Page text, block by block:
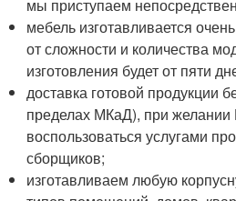
мы приступаем
мебель изготавливается
от сложности и количества
изготовления будет от пяти
доставка готовой продукции
пределах МКаД), при
воспользоваться услугами
сборщиков;
изготавливаем любую